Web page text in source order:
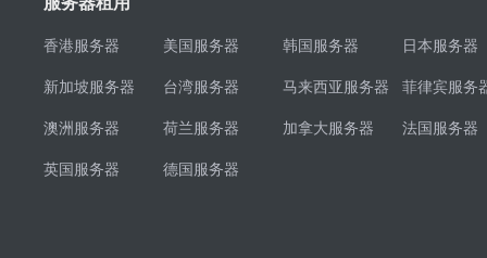
香港服务器 美国服务器 韩国服务器 日本服务器
新加坡服务器 台湾服务器 马来西亚服务器 菲律宾服务
澳洲服务器 荷兰服务器 加拿大服务器 法国服务器
英国服务器 德国服务器